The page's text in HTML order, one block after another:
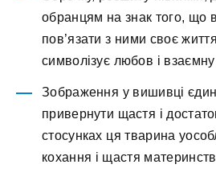
обранцям на знак того, що
пов’язати з ними своє
символізує любов і
Зображення у вишивці
привернути щастя і
стосунках ця тварина
кохання і щастя